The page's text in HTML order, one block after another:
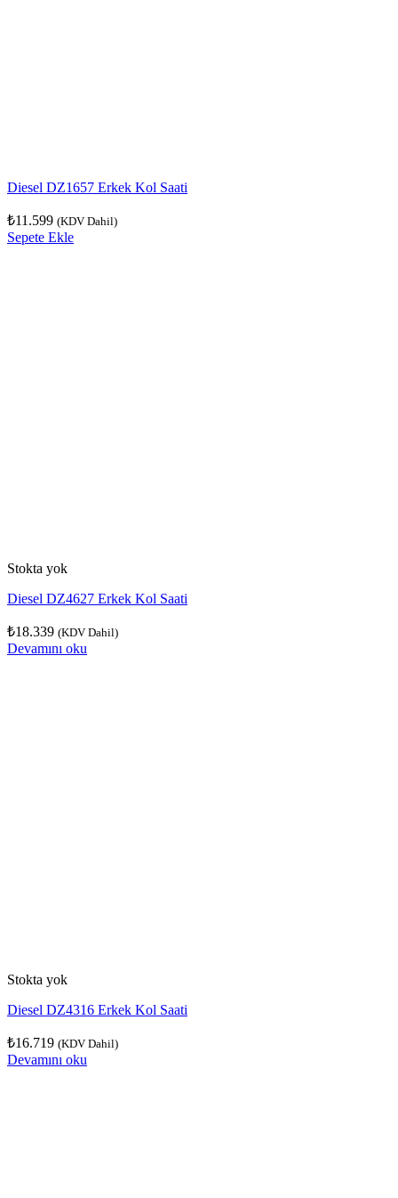
Diesel DZ1657 Erkek Kol Saati
₺11.599 (KDV Dahil)
Sepete Ekle
Stokta yok
Diesel DZ4627 Erkek Kol Saati
₺18.339 (KDV Dahil)
Devamını oku
Stokta yok
Diesel DZ4316 Erkek Kol Saati
₺16.719 (KDV Dahil)
Devamını oku